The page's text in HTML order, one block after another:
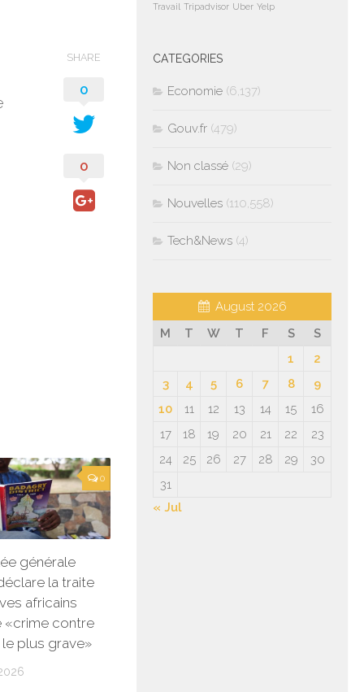
SHARE
0
0
0
générale
la traite
africains
«crime contre
le plus grave»
Travail Tripadvisor Uber Yelp
CATEGORIES
Economie (6,137)
Gouv.fr (479)
Non classé (29)
Nouvelles (110,558)
Tech&News (4)
August 2026
M
T W T F S
S
1
2
3
4 5 6 7 8
9
10
11 12 13 14 15
16
17
18 19 20 21 22
23
24
25 26 27 28 29
30
31
« Jul